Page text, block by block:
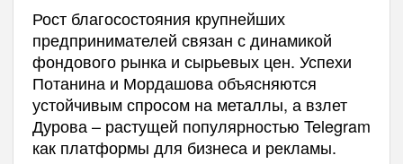
Рост благосостояния крупнейших
предпринимателей связан с динамикой
фондового рынка и сырьевых цен. Успехи
Потанина и Мордашова объясняются
устойчивым спросом на металлы, а взлет
Дурова – растущей популярностью Telegram
как платформы для бизнеса и рекламы.